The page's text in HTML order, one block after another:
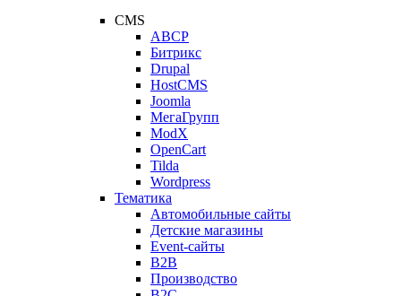
CMS
ABCP
Битрикс
Drupal
HostCMS
Joomla
МегаГрупп
ModX
OpenCart
Tilda
Wordpress
Тематика
Автомобильные сайты
Детские магазины
Event-сайты
B2B
Производство